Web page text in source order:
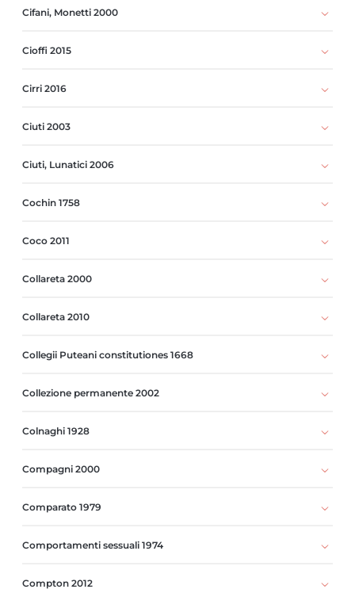
Cifani, Monetti 2000
Cioffi 2015
Cirri 2016
Ciuti 2003
Ciuti, Lunatici 2006
Cochin 1758
Coco 2011
Collareta 2000
Collareta 2010
Collegii Puteani constitutiones 1668
Collezione permanente 2002
Colnaghi 1928
Compagni 2000
Comparato 1979
Comportamenti sessuali 1974
Compton 2012